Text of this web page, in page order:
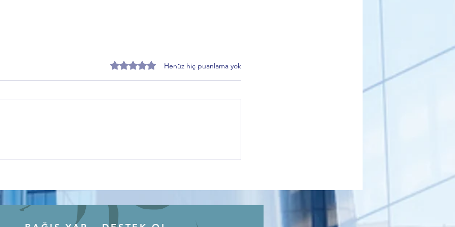
Eleştirisi: “Bursa’nın İhtiyacı
Açıklamalar: Cumhuriyet
5 üzerinden 0 yıldızHenüz hiç puanlama yok